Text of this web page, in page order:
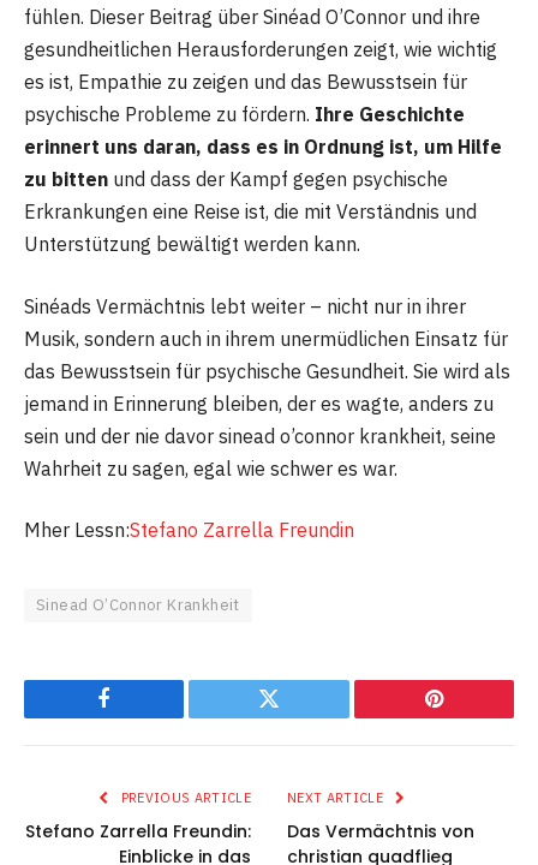
fühlen. Dieser Beitrag über Sinéad O’Connor und ihre
gesundheitlichen Herausforderungen zeigt, wie wichtig
es ist, Empathie zu zeigen und das Bewusstsein für
psychische Probleme zu fördern. Ihre Geschichte
erinnert uns daran, dass es in Ordnung ist, um Hilfe
zu bitten und dass der Kampf gegen psychische
Erkrankungen eine Reise ist, die mit Verständnis und
Unterstützung bewältigt werden kann.
Sinéads Vermächtnis lebt weiter – nicht nur in ihrer
Musik, sondern auch in ihrem unermüdlichen Einsatz für
das Bewusstsein für psychische Gesundheit. Sie wird als
jemand in Erinnerung bleiben, der es wagte, anders zu
sein und der nie davor sinead o’connor krankheit, seine
Wahrheit zu sagen, egal wie schwer es war.
Mher Lessn:Stefano Zarrella Freundin
Sinead O’Connor Krankheit
Facebook Twitter Pinterest
PREVIOUS ARTICLE
Stefano Zarrella Freundin:
Einblicke in das
NEXT ARTICLE
Das Vermächtnis von
christian quadflieg